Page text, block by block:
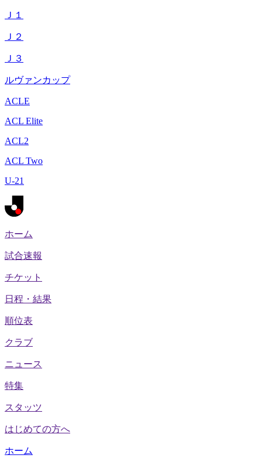
Ｊ１
Ｊ２
Ｊ３
ルヴァンカップ
ACLE
ACL Elite
ACL2
ACL Two
U-21
ホーム
試合速報
チケット
日程・結果
順位表
クラブ
ニュース
特集
スタッツ
はじめての方へ
ホーム